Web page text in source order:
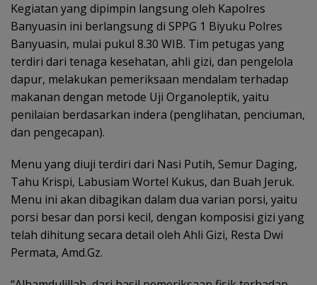
Kegiatan yang dipimpin langsung oleh Kapolres
Banyuasin ini berlangsung di SPPG 1 Biyuku Polres
Banyuasin, mulai pukul 8.30 WIB. Tim petugas yang
terdiri dari tenaga kesehatan, ahli gizi, dan pengelola
dapur, melakukan pemeriksaan mendalam terhadap
makanan dengan metode Uji Organoleptik, yaitu
penilaian berdasarkan indera (penglihatan, penciuman,
dan pengecapan).
Menu yang diuji terdiri dari Nasi Putih, Semur Daging,
Tahu Krispi, Labusiam Wortel Kukus, dan Buah Jeruk.
Menu ini akan dibagikan dalam dua varian porsi, yaitu
porsi besar dan porsi kecil, dengan komposisi gizi yang
telah dihitung secara detail oleh Ahli Gizi, Resta Dwi
Permata, Amd.Gz.